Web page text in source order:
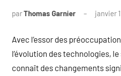
parThomas Garnier janvier
Avec l’essor des
l’évolution des technologies,
connaît des changements